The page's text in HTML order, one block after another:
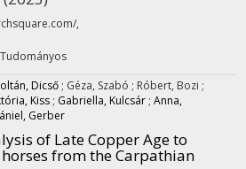
,
Tudományos
Dicső ; Géza, Szabó ; Róbert, Bozi ;
Kiss ; Gabriella, Kulcsár ; Anna,
Gerber
of Late Copper Age to
horses from the Carpathian